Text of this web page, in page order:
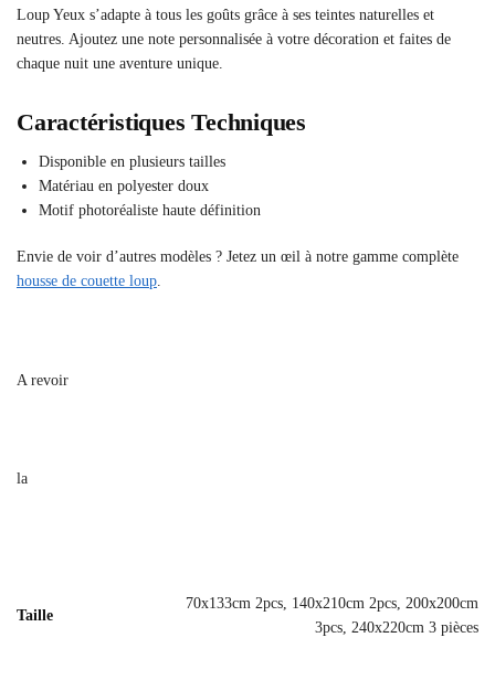
Loup Yeux s’adapte à tous les goûts grâce à ses teintes naturelles et
neutres. Ajoutez une note personnalisée à votre décoration et faites de
chaque nuit une aventure unique.
Caractéristiques Techniques
Disponible en plusieurs tailles
Matériau en polyester doux
Motif photoréaliste haute définition
Envie de voir d’autres modèles ? Jetez un œil à notre gamme complète
housse de couette loup.
A revoir
la
Taille
70x133cm 2pcs, 140x210cm 2pcs, 200x200cm
3pcs, 240x220cm 3 pièces